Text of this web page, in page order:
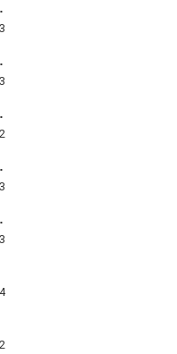
しょうか。
3
からない
3
したい。
2
方法は？
3
ついて
3
4
2